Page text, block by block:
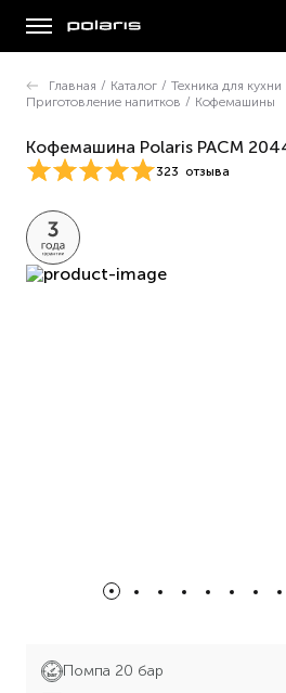
Главная / Каталог / Техника для кухни
Приготовление напитков / Кофемашины
Кофемашина Polaris PACM
323 отзыва
Помпа 20 бар